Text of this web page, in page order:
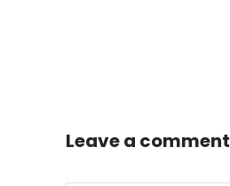
Leave a comment